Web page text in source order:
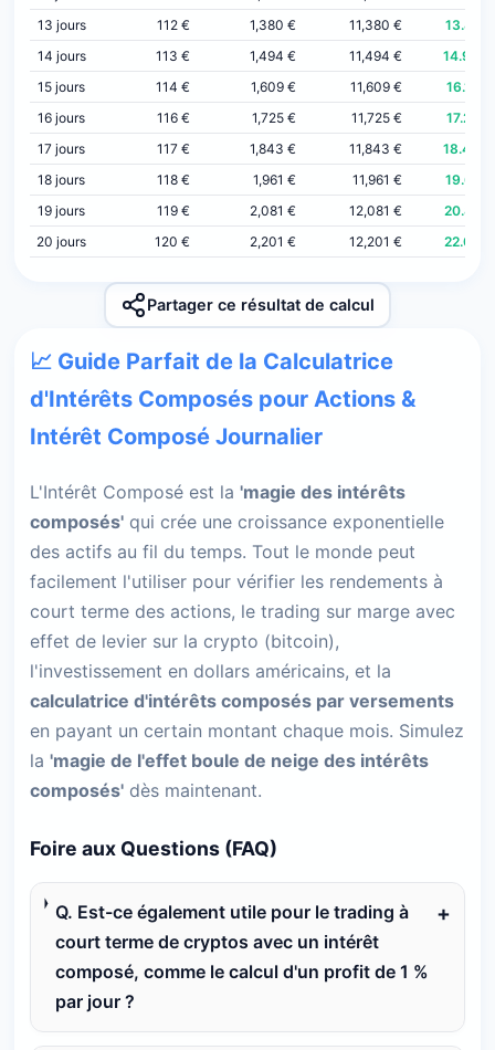
13 jours
112 € 1,380 € 11,380 €
13.81%
14 jours
113 € 1,494 € 11,494 €
14.95%
15 jours
114 € 1,609 € 11,609 €
16.10%
16 jours
116 € 1,725 € 11,725 €
17.26%
17 jours
117 € 1,843 € 11,843 €
18.43%
18 jours
118 € 1,961 € 11,961 €
19.61%
19 jours
119 € 2,081 € 12,081 €
20.81%
20 jours
120 € 2,201 € 12,201 € 22.02%
Partager ce résultat de calcul
📈 Guide Parfait de la Calculatrice
d'Intérêts Composés pour Actions &
Intérêt Composé Journalier
L'Intérêt Composé est la 'magie des intérêts
composés'qui crée une croissance exponentielle
des actifs au fil du temps. Tout le monde peut
facilement l'utiliser pour vérifier les rendements à
court terme des actions, le trading sur marge avec
effet de levier sur la crypto (bitcoin),
l'investissement en dollars américains, et la
calculatrice d'intérêts composés par versements
en payant un certain montant chaque mois. Simulez
la 'magie de l'effet boule de neige des intérêts
composés'dès maintenant.
Foire aux Questions (FAQ)
Q. Est-ce également utile pour le trading à
court terme de cryptos avec un intérêt
composé, comme le calcul d'un profit de 1 %
par jour ?